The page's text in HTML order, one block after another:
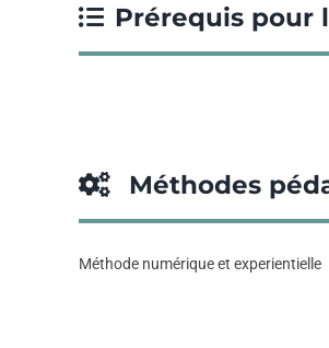
Prérequis pour
Méthodes
Méthode numérique et experientielle